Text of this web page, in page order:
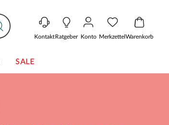
KontaktRatgeber Konto MerkzettelWarenkorb
SALE